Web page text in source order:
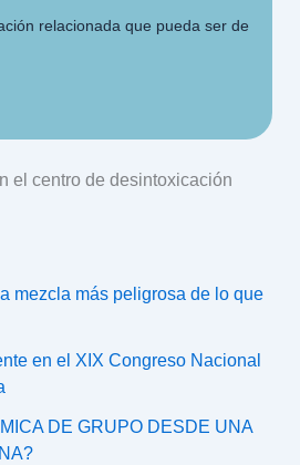
relacionada que pueda ser de
mezcla más peligrosa de lo que
en el XIX Congreso Nacional
DE GRUPO DESDE UNA